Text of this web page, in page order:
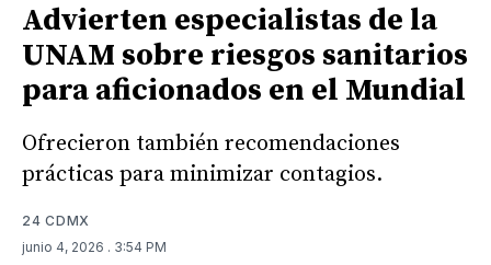
Advierten especialistas de la
UNAM sobre riesgos sanitarios
para aficionados en el Mundial
Ofrecieron también recomendaciones
prácticas para minimizar contagios.
24 CDMX
junio 4, 2026 . 3:54 PM